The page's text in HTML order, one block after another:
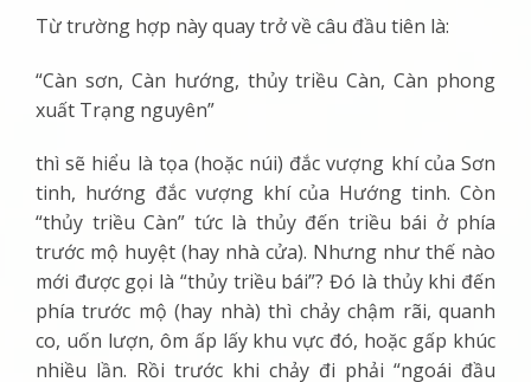
Từ trường hợp này quay trở về câu đầu tiên là:
“Càn sơn, Càn hướng, thủy triều Càn, Càn phong
xuất Trạng nguyên”
thì sẽ hiểu là tọa (hoặc núi) đắc vượng khí của Sơn
tinh, hướng đắc vượng khí của Hướng tinh. Còn
“thủy triều Càn” tức là thủy đến triều bái ở phía
trước mộ huyệt (hay nhà cửa). Nhưng như thế nào
mới được gọi là “thủy triều bái”? Đó là thủy khi đến
phía trước mộ (hay nhà) thì chảy chậm rãi, quanh
co, uốn lượn, ôm ấp lấy khu vực đó, hoặc gấp khúc
nhiều lần. Rồi trước khi chảy đi phải “ngoái đầu